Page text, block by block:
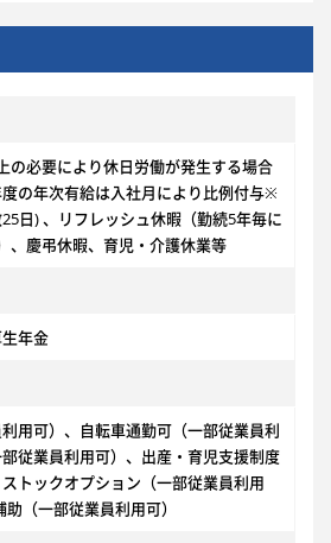
の必要により休日労働が発生する場合
の年次有給は入社月により比例付与※
日) 、リフレッシュ休暇（勤続5年毎に
、慶弔休暇、育児・介護休業等
年金
用可）、自転車通勤可（一部従業員利
従業員利用可）、出産・育児支援制度
ストックオプション（一部従業員利用
（一部従業員利用可）